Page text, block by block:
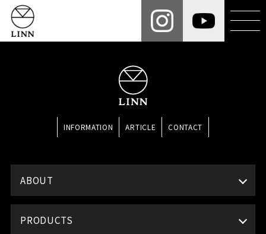
INFORMATION ARTICLE CONTACT
ABOUT
PRODUCTS